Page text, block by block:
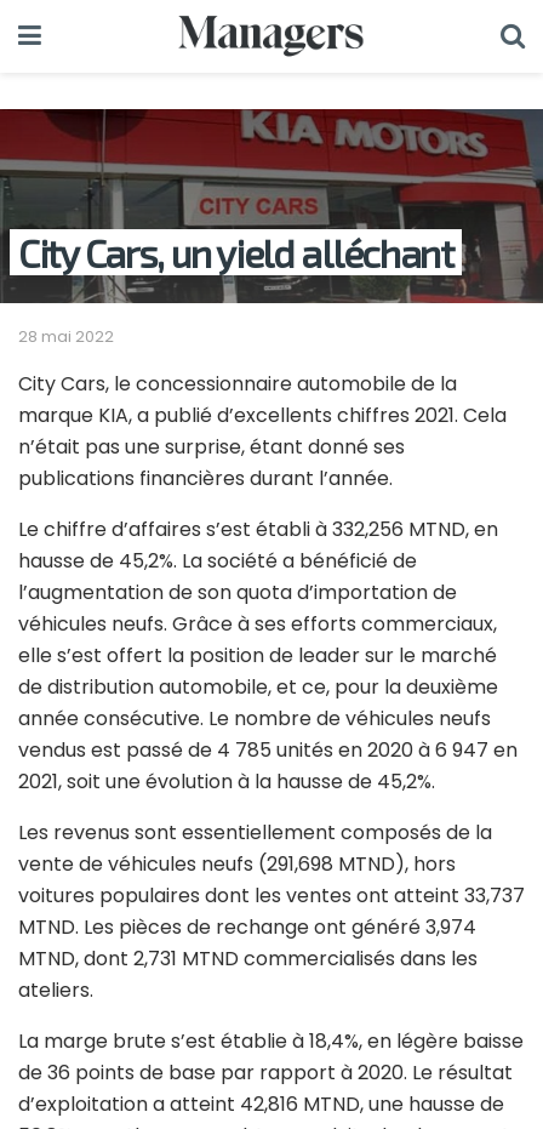
City Cars, un yield alléchant
28 mai 2022
City Cars, le concessionnaire automobile de la
marque KIA, a publié d’excellents chiffres 2021. Cela
n’était pas une surprise, étant donné ses
publications financières durant l’année.
Le chiffre d’affaires s’est établi à 332,256 MTND, en
hausse de 45,2%. La société a bénéficié de
l’augmentation de son quota d’importation de
véhicules neufs. Grâce à ses efforts commerciaux,
elle s’est offert la position de leader sur le marché
de distribution automobile, et ce, pour la deuxième
année consécutive. Le nombre de véhicules neufs
vendus est passé de 4 785 unités en 2020 à 6 947 en
2021, soit une évolution à la hausse de 45,2%.
Les revenus sont essentiellement composés de la
vente de véhicules neufs (291,698 MTND), hors
voitures populaires dont les ventes ont atteint 33,737
MTND. Les pièces de rechange ont généré 3,974
MTND, dont 2,731 MTND commercialisés dans les
ateliers.
La marge brute s’est établie à 18,4%, en légère baisse
de 36 points de base par rapport à 2020. Le résultat
d’exploitation a atteint 42,816 MTND, une hausse de